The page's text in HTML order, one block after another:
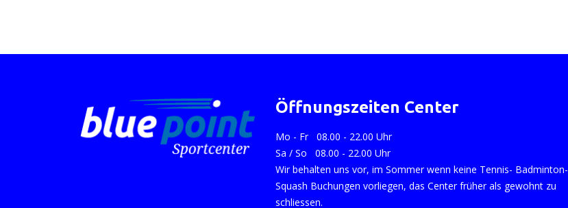
Öffnungszeiten Center
Mo - Fr 08.00 - 22.00 Uhr
Sa / So 08.00 - 22.00 Uhr
Wir behalten uns vor, im Sommer wenn keine Tennis- Badminton-
Squash Buchungen vorliegen, das Center früher als gewohnt zu
schliessen.